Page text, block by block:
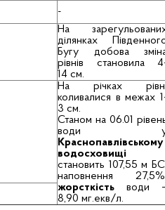
-
На
ділянках
Бугу добова
рівнів становила
14 см.
На річках
коливалися в межах
3 см.
Станом на 06.01
води
Краснопавлівському
водосховищі
становить 107,55 м
наповнення
жорсткість води
8,90 мг.екв/л.